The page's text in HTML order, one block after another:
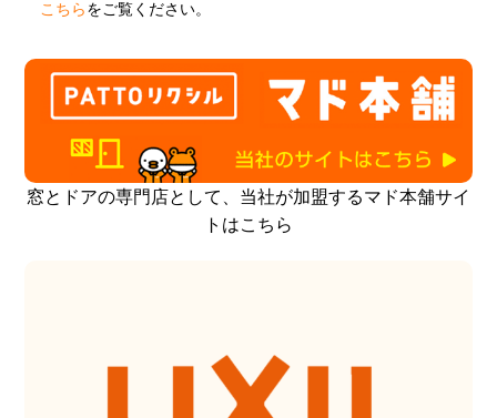
こちら をご覧ください。
窓とドアの専門店として、当社が加盟するマド本舗サイ
トはこちら